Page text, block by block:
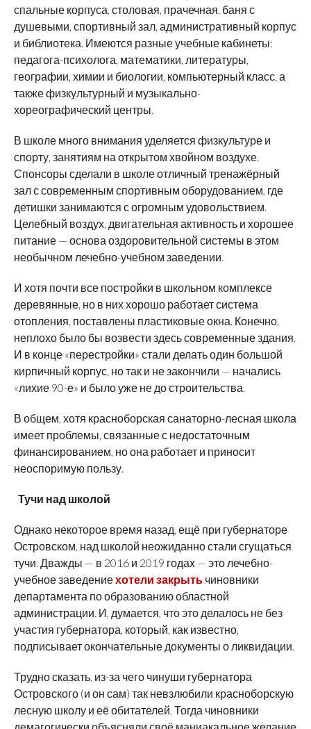
спальные корпуса, столовая, прачечная, баня с
душевыми, спортивный зал, административный корпус
и библиотека. Имеются разные учебные кабинеты:
педагога-психолога, математики, литературы,
географии, химии и биологии, компьютерный класс, а
также физкультурный и музыкально-
хореографический центры.
В школе много внимания уделяется физкультуре и
спорту, занятиям на открытом хвойном воздухе.
Спонсоры сделали в школе отличный тренажёрный
зал с современным спортивным оборудованием, где
детишки занимаются с огромным удовольствием.
Целебный воздух, двигательная активность и хорошее
питание — основа оздоровительной системы в этом
необычном лечебно-учебном заведении.
И хотя почти все постройки в школьном комплексе
деревянные, но в них хорошо работает система
отопления, поставлены пластиковые окна. Конечно,
неплохо было бы возвести здесь современные здания.
И в конце «перестройки» стали делать один большой
кирпичный корпус, но так и не закончили — начались
«лихие 90-е» и было уже не до строительства.
В общем, хотя красноборская санаторно-лесная школа
имеет проблемы, связанные с недостаточным
финансированием, но она работает и приносит
неоспоримую пользу.
Тучи над школой
Однако некоторое время назад, ещё при губернаторе
Островском, над школой неожиданно стали сгущаться
тучи. Дважды — в 2016 и 2019 годах — это лечебно-
учебное заведениехотели закрытьчиновники
департамента по образованию областной
администрации. И, думается, что это делалось не без
участия губернатора, который, как известно,
подписывает окончательные документы о ликвидации.
Трудно сказать, из-за чего чинуши губернатора
Островского (и он сам) так невзлюбили красноборскую
лесную школу и её обитателей. Тогда чиновники
демагогически объясняли своё маниакальное желание